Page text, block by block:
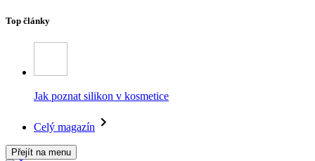
Top články
Jak poznat silikon v kosmetice
Celý magazín
Přejít na menu